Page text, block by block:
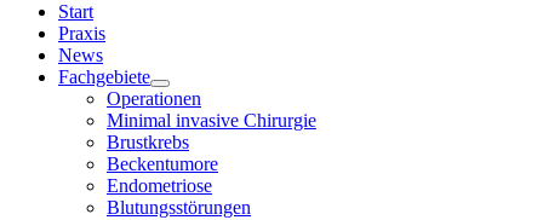
Start
Praxis
News
Fachgebiete
Operationen
Minimal invasive Chirurgie
Brustkrebs
Beckentumore
Endometriose
Blutungsstörungen